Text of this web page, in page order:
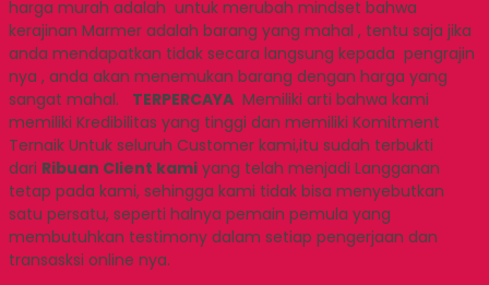
harga murah adalah untuk merubah mindset bahwa
kerajinan Marmer adalah barang yang mahal , tentu saja jika
anda mendapatkan tidak secara langsung kepada pengrajin
nya , anda akan menemukan barang dengan harga yang
sangat mahal. TERPERCAYA Memiliki arti bahwa kami
memiliki Kredibilitas yang tinggi dan memiliki Komitment
Ternaik Untuk seluruh Customer kami,itu sudah terbukti
dari Ribuan Client kami yang telah menjadi Langganan
tetap pada kami, sehingga kami tidak bisa menyebutkan
satu persatu, seperti halnya pemain pemula yang
membutuhkan testimony dalam setiap pengerjaan dan
transasksi online nya.